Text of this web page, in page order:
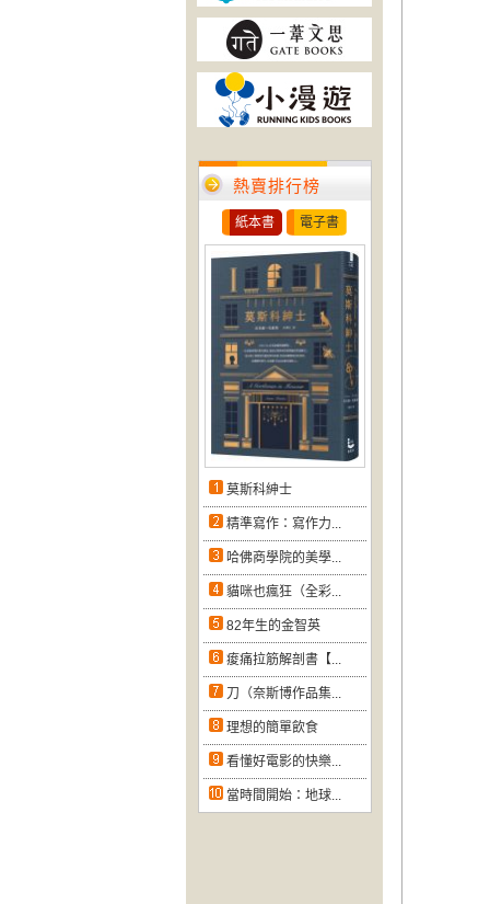
熱賣排行榜
紙本書 電子書
莫斯科紳士
精準寫作：寫作力...
哈佛商學院的美學...
貓咪也瘋狂（全彩...
82年生的金智英
痠痛拉筋解剖書【...
刀（奈斯博作品集...
理想的簡單飲食
看懂好電影的快樂...
當時間開始：地球...